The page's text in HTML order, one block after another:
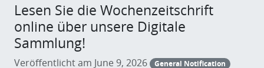
Lesen Sie die Wochenzeitschrift
online über unsere Digitale
Sammlung!
Veröffentlicht am June 9, 2026 General Notification